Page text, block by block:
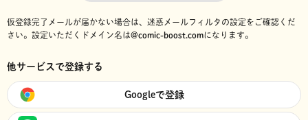
仮登録完了メールが届かない場合は、迷惑メールフィルタの設定をご確認くだ
さい。 設定いただくドメイン名は@comic-boost.comになります。
他サービスで登録する
Googleで登録